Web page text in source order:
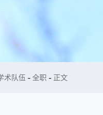
术队伍 - 全职 - 正文